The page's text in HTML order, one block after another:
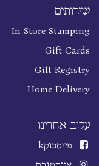
שירותים
In Store Stamping
Gift Cards
Gift Registry
Home Delivery
עקוב אחרינו
פייסבוקk